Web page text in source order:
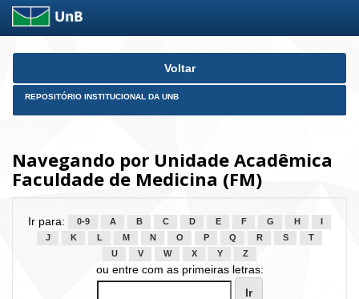
Skip
Voltar
REPOSITÓRIO INSTITUCIONAL DA UNB
Navegando por Unidade Acadêmica
Faculdade de Medicina (FM)
Ir para: 0-9 A B C D E F G H
J
K L M N O P Q R S
T
U
V W X Y Z
ou entre com as primeiras letras: